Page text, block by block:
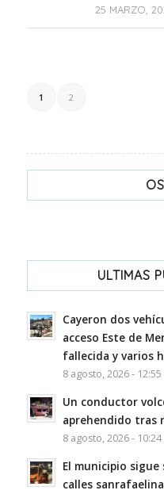
25 MARZO,
/
1 2
ULTIMAS
Cayeron dos
acceso Este de
fallecida y varios
8 agosto, 2026 -
Un conductor
aprehendido tras
8 agosto, 2026 - 10:24
El municipio sigue
calles